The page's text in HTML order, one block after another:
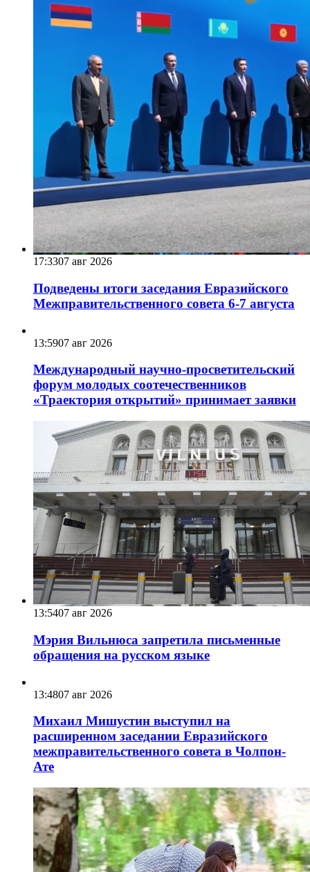
17:3307 авг 2026
Подведены итоги заседания Евразийского
Межправительственного совета 6-7 августа
13:5907 авг 2026
Международный научно-просветительский
форум молодых соотечественников
«Траектория открытий» принимает заявки
13:5407 авг 2026
Мэрия Вильнюса запретила письменные
обращения на русском языке
13:4807 авг 2026
Михаил Мишустин выступил на
расширенном заседании Евразийского
межправительственного совета в Чолпон-
Ате